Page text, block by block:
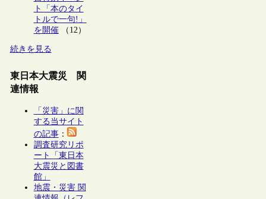
ト「本のタイ
トルで一句!」
を開催（12）
続きを見る
東日本大震災 関
連情報
「災害」に関
する当サイト
の記事：
調査研究リポ
ート「東日本
大震災と図書
館」
地震・災害 関